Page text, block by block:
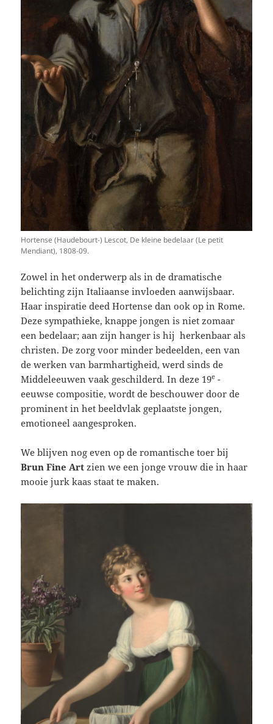
Hortense (Haudebourt-) Lescot, De kleine bedelaar (Le petit
Mendiant), 1808-09.
Zowel in het onderwerp als in de dramatische
belichting zijn Italiaanse invloeden aanwijsbaar.
Haar inspiratie deed Hortense dan ook op in Rome.
Deze sympathieke, knappe jongen is niet zomaar
een bedelaar; aan zijn hanger is hij herkenbaar als
christen. De zorg voor minder bedeelden, een van
de werken van barmhartigheid, werd sinds de
Middeleeuwen vaak geschilderd. In deze 19e -
eeuwse compositie, wordt de beschouwer door de
prominent in het beeldvlak geplaatste jongen,
emotioneel aangesproken.
We blijven nog even op de romantische toer bij
Brun Fine Art zien we een jonge vrouw die in haar
mooie jurk kaas staat te maken.